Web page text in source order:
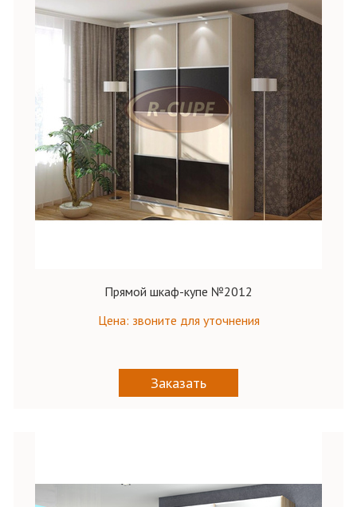
Прямой шкаф-купе №2012
Цена: звоните для уточнения
Заказать